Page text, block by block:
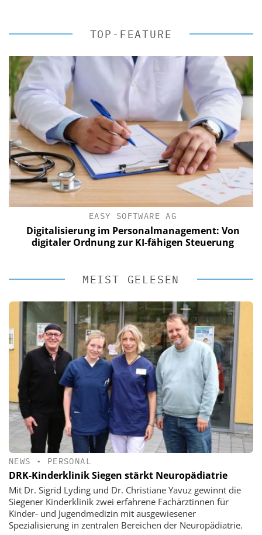
TOP-FEATURE
EASY SOFTWARE AG
Digitalisierung im Personalmanagement: Von
digitaler Ordnung zur KI-fähigen Steuerung
MEIST GELESEN
NEWS • PERSONAL
DRK-Kinderklinik Siegen stärkt Neuropädiatrie
Mit Dr. Sigrid Lyding und Dr. Christiane Yavuz gewinnt die
Siegener Kinderklinik zwei erfahrene Fachärztinnen für
Kinder- und Jugendmedizin mit ausgewiesener
Spezialisierung in zentralen Bereichen der Neuropädiatrie.